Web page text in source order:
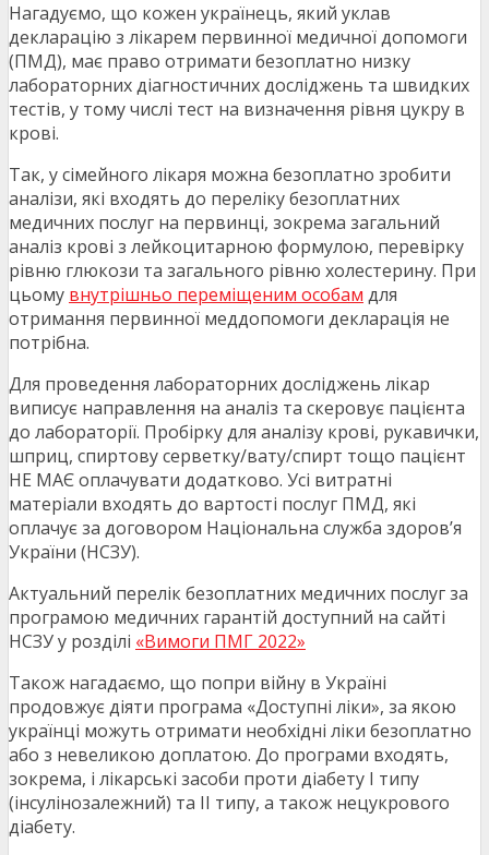
Нагадуємо, що кожен українець, який уклав
декларацію з лікарем первинної медичної допомоги
(ПМД), має право отримати безоплатно низку
лабораторних діагностичних досліджень та швидких
тестів, у тому числі тест на визначення рівня цукру в
крові.
Так, у сімейного лікаря можна безоплатно зробити
аналізи, які входять до переліку безоплатних
медичних послуг на первинці, зокрема загальний
аналіз крові з лейкоцитарною формулою, перевірку
рівню глюкози та загального рівню холестерину. При
цьому внутрішньо переміщеним особам для
отримання первинної меддопомоги декларація не
потрібна.
Для проведення лабораторних досліджень лікар
виписує направлення на аналіз та скеровує пацієнта
до лабораторії. Пробірку для аналізу крові, рукавички,
шприц, спиртову серветку/вату/спирт тощо пацієнт
НЕ МАЄ оплачувати додатково. Усі витратні
матеріали входять до вартості послуг ПМД, які
оплачує за договором Національна служба здоров’я
України (НСЗУ).
Актуальний перелік безоплатних медичних послуг за
програмою медичних гарантій доступний на сайті
НСЗУ у розділі «Вимоги ПМГ 2022»
Також нагадаємо, що попри війну в Україні
продовжує діяти програма «Доступні ліки», за якою
українці можуть отримати необхідні ліки безоплатно
або з невеликою доплатою. До програми входять,
зокрема, і лікарські засоби проти діабету І типу
(інсулінозалежний) та ІІ типу, а також нецукрового
діабету.